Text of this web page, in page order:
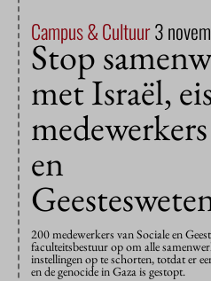
Campus & Cultuur3
Stop
met Israël,
en
200 medewerkers van Sociale en
faculteitsbestuur op om alle
instellingen op te schorten, totdat er
en de genocide in Gaza is gestopt.